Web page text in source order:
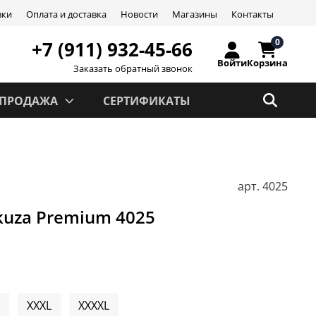
Оплата и доставка Новости Магазины Контакты
+7 (911) 932-45-66
Заказать обратный звонок ВойтиКорзина
0
СЕРТИФИКАТЫ
арт. 4025
Premium 4025
XXXL XXXXL